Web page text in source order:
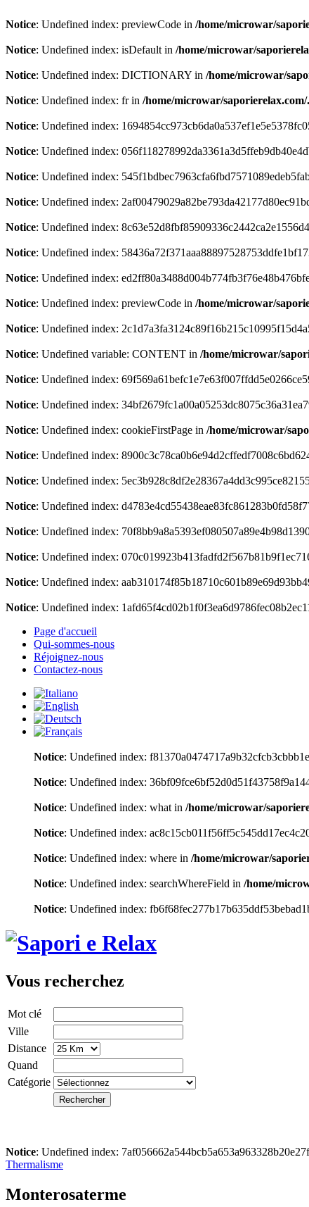
Notice: Undefined index: previewCode in /home/microwar/
Notice: Undefined index: isDefault in /home/microwar/
Notice: Undefined index: DICTIONARY in /home/microwar/
Notice: Undefined index: fr in /home/microwar/
Notice: Undefined index:
Notice: Undefined index:
Notice: Undefined index:
Notice: Undefined index:
Notice: Undefined index:
Notice: Undefined index:
Notice: Undefined index:
Notice: Undefined index: previewCode in /home/microwar/
Notice: Undefined index:
Notice: Undefined variable: CONTENT in /home/microwar/
Notice: Undefined index:
Notice: Undefined index:
Notice: Undefined index: cookieFirstPage in /home/microwar/
Notice: Undefined index:
Notice: Undefined index:
Notice: Undefined index:
Notice: Undefined index:
Notice: Undefined index:
Notice: Undefined index:
Notice: Undefined index:
Page d'accueil
Qui-sommes-nous
Réjoignez-nous
Contactez-nous
Notice: Undefined index:
Notice: Undefined index:
Notice: Undefined index: what in /home/microwar/
Notice: Undefined index:
Notice: Undefined index: where in /home/microwar/
Notice: Undefined index: searchWhereField in /home/
Notice: Undefined index:
Vous recherchez
Mot clé
Ville
Distance
Quand
Catégorie
Notice: Undefined index:
Thermalisme
Monterosaterme